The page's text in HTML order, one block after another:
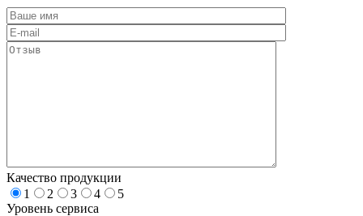
Качество продукции
1
2 3 4
5
Уровень сервиса